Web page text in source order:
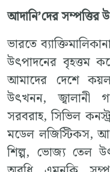
আদানি’দের সম্পত্তির
ভারতে
উৎপাদনের বৃহত্তম
আমাদের দেশে
উৎখনন, জ্বালানী
সরবরাহ, সিভিল
মডেল লজিস্টিকস,
শিল্প, ভোজ্য তেল